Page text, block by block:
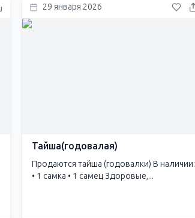
29 января 2026
Тайша(годовалая)
Продаются тайша (годовалки) В наличии:
• 1 самка • 1 самец Здоровые,...